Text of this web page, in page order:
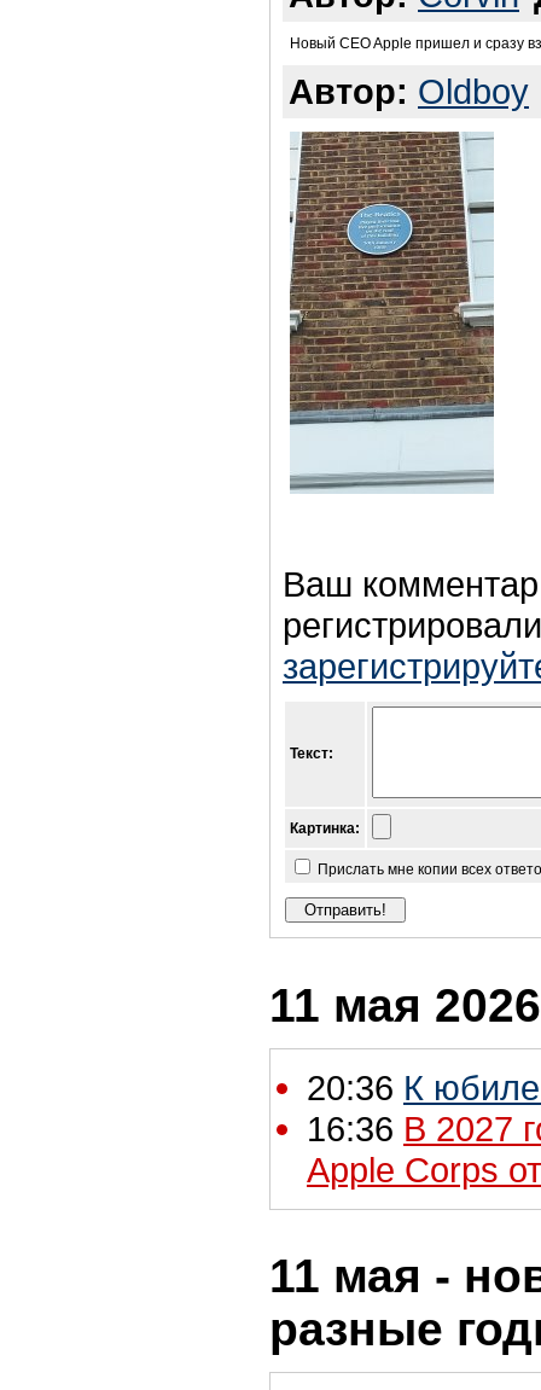
Новый CEO Apple пришел и сразу
Автор: Oldboy
Ваш
Текст:
Картинка:
Прислать мне копии всех
11 мая
20:36 К
16:36 В 2027
Apple Corps
11 мая -
разные